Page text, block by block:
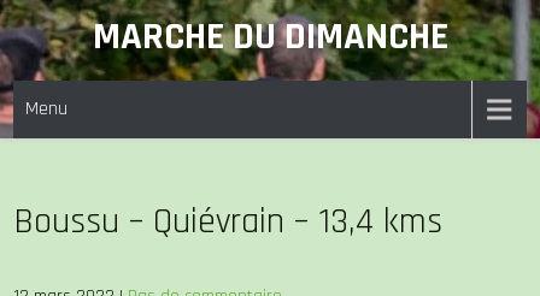
Skip
to
content
MARCHE DU DIMANCHE
Menu
Boussu – Quiévrain – 13,4 kms